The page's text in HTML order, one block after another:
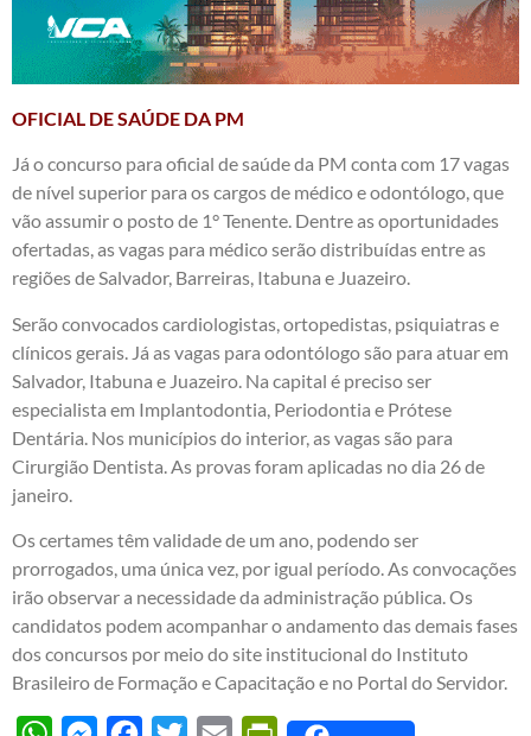
OFICIAL DE SAÚDE DA PM
Já o concurso para oficial de saúde da PM conta com 17 vagas
de nível superior para os cargos de médico e odontólogo, que
vão assumir o posto de 1° Tenente. Dentre as oportunidades
ofertadas, as vagas para médico serão distribuídas entre as
regiões de Salvador, Barreiras, Itabuna e Juazeiro.
Serão convocados cardiologistas, ortopedistas, psiquiatras e
clínicos gerais. Já as vagas para odontólogo são para atuar em
Salvador, Itabuna e Juazeiro. Na capital é preciso ser
especialista em Implantodontia, Periodontia e Prótese
Dentária. Nos municípios do interior, as vagas são para
Cirurgião Dentista. As provas foram aplicadas no dia 26 de
janeiro.
Os certames têm validade de um ano, podendo ser
prorrogados, uma única vez, por igual período. As convocações
irão observar a necessidade da administração pública. Os
candidatos podem acompanhar o andamento das demais fases
dos concursos por meio dosite institucional do Instituto
Brasileiro de Formação e Capacitaçãoe no Portal do Servidor.